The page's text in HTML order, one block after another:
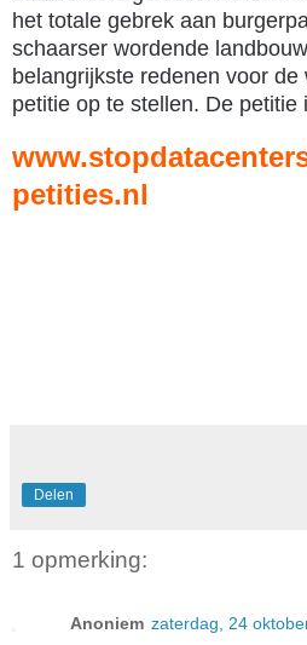
het totale gebrek aan
schaarser wordende
belangrijkste redenen voor
petitie op te stellen. De petitie
petities.nl
Delen
1 opmerking:
Anoniem zaterdag, 24